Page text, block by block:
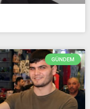
GÜNDEM